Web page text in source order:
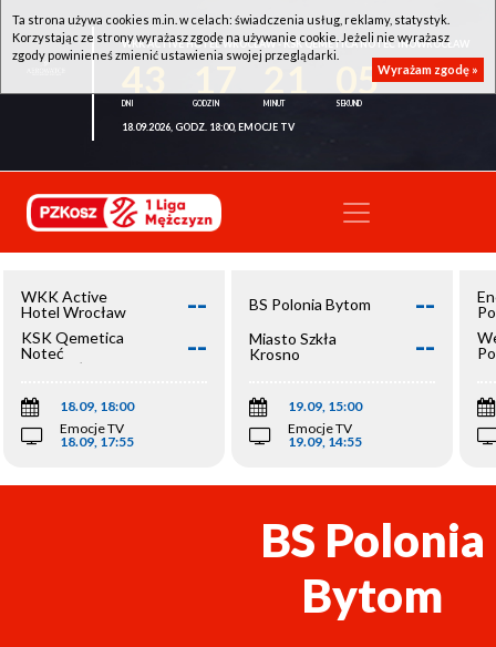
WKK ACTIVE HOTEL WROCŁAW - KSK QEMETICA NOTEĆ INOWROCŁAW
05
18.09.2026, GODZ. 18:00, EMOCJE TV
WKK Active
Hotel Wrocław
--
KSK Qemetica
Noteć
Inowrocław
--
18.09, 18:00
Emocje TV
18.09, 17:55
BS Polonia Bytom --
Miasto Szkła
Krosno
--
19.09, 15:00
Emocje TV
19.09, 14:55
BS Polonia
Bytom
Ta strona używa cookies m.in. w celach: świadczenia usług, reklamy, statystyk.
Korzystając ze strony wyrażasz zgodę na używanie cookie. Jeżeli nie wyrażasz
zgody powinieneś zmienić ustawienia swojej przeglądarki.
Wyrażam zgodę »